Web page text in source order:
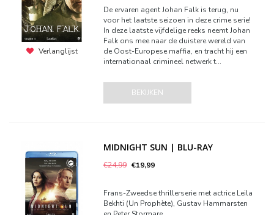
Verlanglijst
De ervaren agent Johan Falk is terug, nu
voor het laatste seizoen in deze crime serie!
In deze laatste vijfdelige reeks neemt Johan
Falk ons mee naar de duistere wereld van
de Oost-Europese maffia, en tracht hij een
internationaal crimineel netwerk t...
BEKIJKEN
MIDNIGHT SUN | BLU-RAY
€24,99 €19,99
Frans-Zweedse thrillerserie met actrice Leila
Bekhti (Un Prophète), Gustav Hammarsten